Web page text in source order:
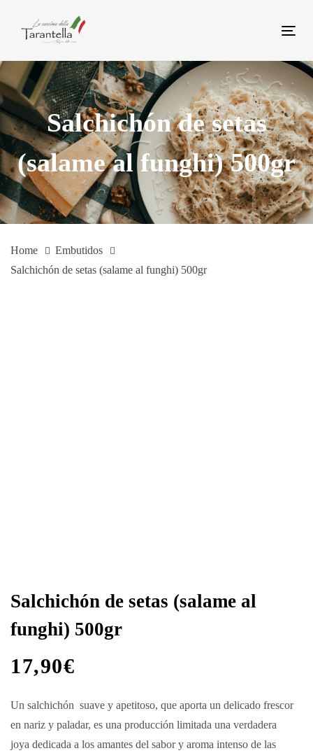
navigation
Skip
to
content
Salchichón de setas
(salame al funghi) 500gr
Home
Embutidos
Salchichón de setas (salame al funghi) 500gr
Salchichón de setas (salame al
funghi) 500gr
17,90€
Un salchichón suave y apetitoso, que aporta un delicado frescor
en nariz y paladar, es una producción limitada una verdadera
joya dedicada a los amantes del sabor y aroma intenso de las